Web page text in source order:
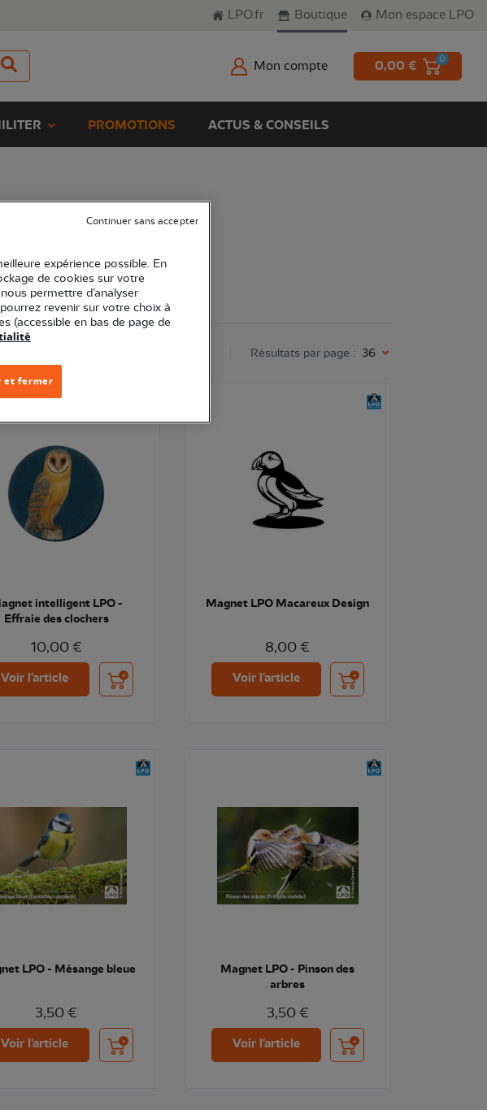
LPO.fr Boutique Mon espace LPO
Mon compte 0,00 € 0
PROMOTIONS ACTUS & CONSEILS
extérieure
Résultats par page : 36
intelligent LPO -
Effraie des clochers
10,00 €
Voir l'article Ajouter au panier
Magnet LPO Macareux Design
8,00 €
Voir l'article Ajouter au panier
LPO - Mésange bleue
3,50 €
Voir l'article Ajouter au panier
Magnet LPO - Pinson des
arbres
3,50 €
Voir l'article Ajouter au panier
expérience possible. En
de cookies sur votre
permettre d’analyser
revenir sur votre choix à
(accessible en bas de page de
et fermer
Continuer sans accepter